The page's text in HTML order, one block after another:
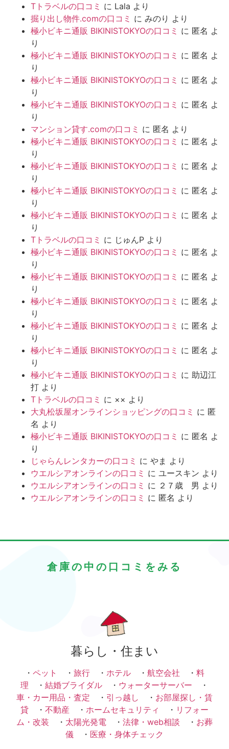
Tトラベルの口コミ に Lala より
掘り出し物件.comの口コミ に みのり より
極小ビキニ通販 BIKINISTOKYOの口コミ に 匿名 よ
り
極小ビキニ通販 BIKINISTOKYOの口コミ に 匿名 よ
り
極小ビキニ通販 BIKINISTOKYOの口コミ に 匿名 よ
り
極小ビキニ通販 BIKINISTOKYOの口コミ に 匿名 よ
り
マンション貸す.comの口コミ に 匿名 より
極小ビキニ通販 BIKINISTOKYOの口コミ に 匿名 よ
り
極小ビキニ通販 BIKINISTOKYOの口コミ に 匿名 よ
り
極小ビキニ通販 BIKINISTOKYOの口コミ に 匿名 よ
り
極小ビキニ通販 BIKINISTOKYOの口コミ に 匿名 よ
り
Tトラベルの口コミ に じゅんP より
極小ビキニ通販 BIKINISTOKYOの口コミ に 匿名 よ
り
極小ビキニ通販 BIKINISTOKYOの口コミ に 匿名 よ
り
極小ビキニ通販 BIKINISTOKYOの口コミ に 匿名 よ
り
極小ビキニ通販 BIKINISTOKYOの口コミ に 匿名 よ
り
極小ビキニ通販 BIKINISTOKYOの口コミ に 匿名 よ
り
極小ビキニ通販 BIKINISTOKYOの口コミ に 助辺江
打 より
Tトラベルの口コミ に ×× より
大丸松坂屋オンラインショッピングの口コミ に 匿
名 より
極小ビキニ通販 BIKINISTOKYOの口コミ に 匿名 よ
り
じゃらんレンタカーの口コミ に やま より
ウエルシアオンラインの口コミ に ユースキン より
ウエルシアオンラインの口コミ に ２７歳 男 より
ウエルシアオンラインの口コミ に 匿名 より
倉庫の中の口コミをみる
暮らし・住まい
・ ペット ・ 旅行 ・ ホテル ・ 航空会社 ・ 料
理 ・ 結婚ブライダル ・ ウォーターサーバー ・
車・カー用品・査定 ・ 引っ越し ・ お部屋探し・賃
貸 ・ 不動産 ・ ホームセキュリティ ・ リフォー
ム・改装 ・ 太陽光発電 ・ 法律・web相談 ・ お葬
儀 ・ 医療・身体チェック